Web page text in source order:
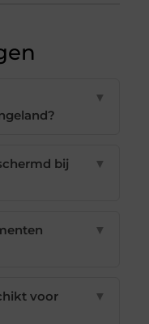
▼
bij
▼
▼
voor
▼